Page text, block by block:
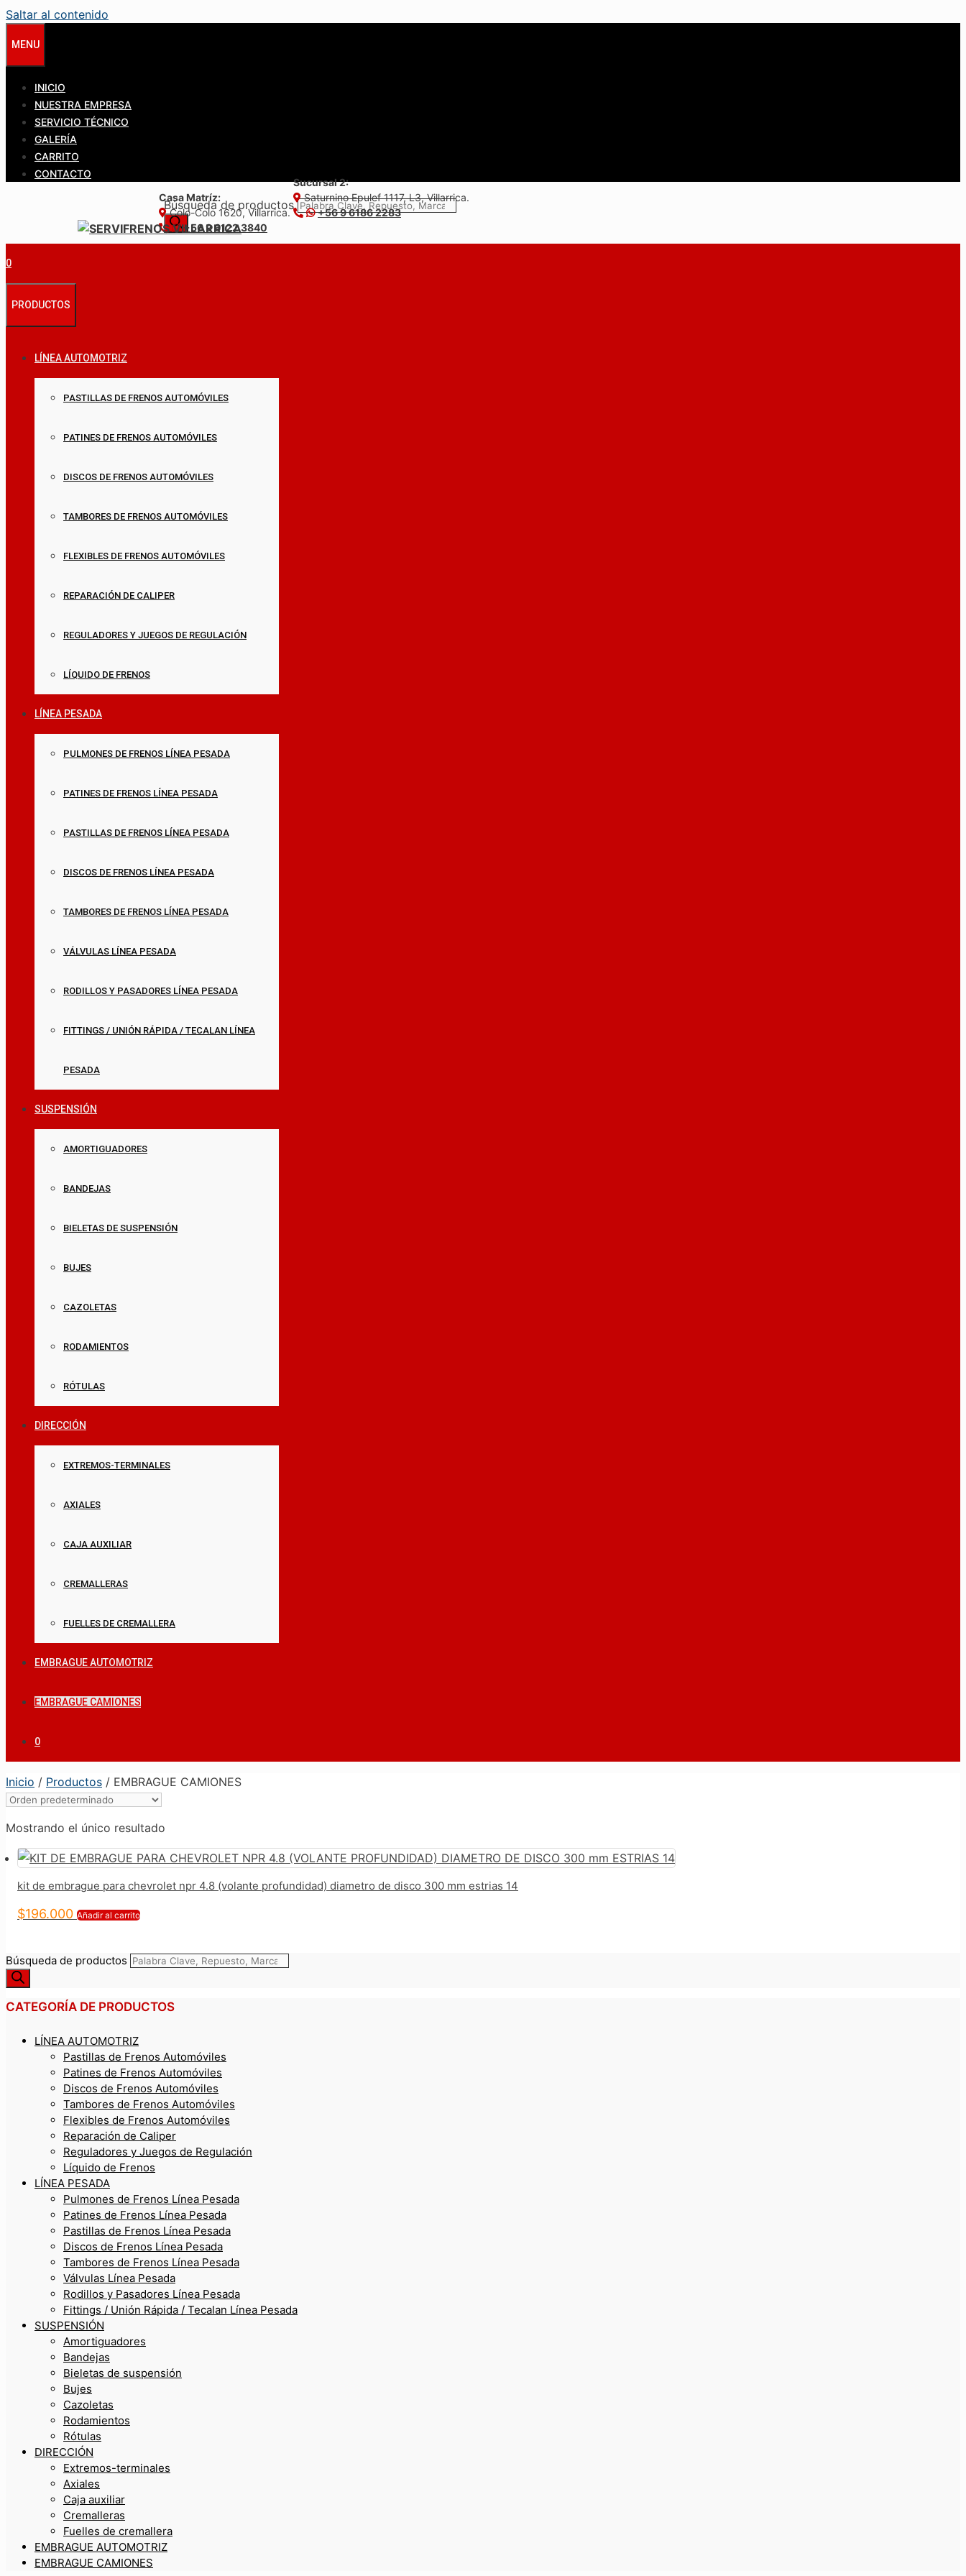
Saltar al contenido
MENU
INICIO
NUESTRA EMPRESA
SERVICIO TÉCNICO
GALERÍA
CARRITO
CONTACTO
Búsqueda de productos
Casa Matríz:
Colo-Colo 1620, Villarrica.
+56 9 6122 3840
Sucursal 2:
Saturnino Epulef 1117, L3, Villarrica.
+56 9 6186 2283
0
PRODUCTOS
LÍNEA AUTOMOTRIZ
PASTILLAS DE FRENOS AUTOMÓVILES
PATINES DE FRENOS AUTOMÓVILES
DISCOS DE FRENOS AUTOMÓVILES
TAMBORES DE FRENOS AUTOMÓVILES
FLEXIBLES DE FRENOS AUTOMÓVILES
REPARACIÓN DE CALIPER
REGULADORES Y JUEGOS DE REGULACIÓN
LÍQUIDO DE FRENOS
LÍNEA PESADA
PULMONES DE FRENOS LÍNEA PESADA
PATINES DE FRENOS LÍNEA PESADA
PASTILLAS DE FRENOS LÍNEA PESADA
DISCOS DE FRENOS LÍNEA PESADA
TAMBORES DE FRENOS LÍNEA PESADA
VÁLVULAS LÍNEA PESADA
RODILLOS Y PASADORES LÍNEA PESADA
FITTINGS / UNIÓN RÁPIDA / TECALAN LÍNEA
PESADA
SUSPENSIÓN
AMORTIGUADORES
BANDEJAS
BIELETAS DE SUSPENSIÓN
BUJES
CAZOLETAS
RODAMIENTOS
RÓTULAS
DIRECCIÓN
EXTREMOS-TERMINALES
AXIALES
CAJA AUXILIAR
CREMALLERAS
FUELLES DE CREMALLERA
EMBRAGUE AUTOMOTRIZ
EMBRAGUE CAMIONES
0
Inicio / Productos / EMBRAGUE CAMIONES
Mostrando el único resultado
kit de embrague para chevrolet npr 4.8 (volante profundidad) diametro de disco 300 mm estrias 14
$196.000 Añadir al carrito
Búsqueda de productos
CATEGORÍA DE PRODUCTOS
LÍNEA AUTOMOTRIZ
Pastillas de Frenos Automóviles
Patines de Frenos Automóviles
Discos de Frenos Automóviles
Tambores de Frenos Automóviles
Flexibles de Frenos Automóviles
Reparación de Caliper
Reguladores y Juegos de Regulación
Líquido de Frenos
LÍNEA PESADA
Pulmones de Frenos Línea Pesada
Patines de Frenos Línea Pesada
Pastillas de Frenos Línea Pesada
Discos de Frenos Línea Pesada
Tambores de Frenos Línea Pesada
Válvulas Línea Pesada
Rodillos y Pasadores Línea Pesada
Fittings / Unión Rápida / Tecalan Línea Pesada
SUSPENSIÓN
Amortiguadores
Bandejas
Bieletas de suspensión
Bujes
Cazoletas
Rodamientos
Rótulas
DIRECCIÓN
Extremos-terminales
Axiales
Caja auxiliar
Cremalleras
Fuelles de cremallera
EMBRAGUE AUTOMOTRIZ
EMBRAGUE CAMIONES